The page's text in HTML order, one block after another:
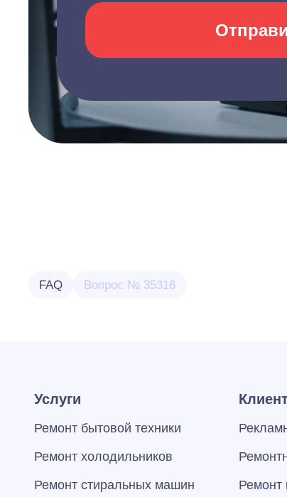
FAQ Вопрос № 35316
Услуги
Ремонт бытовой техники
Ремонт холодильников
Ремонт стиральных машин
Ремонт